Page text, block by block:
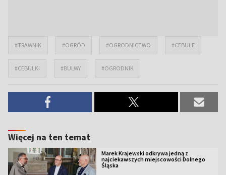
#TRAWNIK #OGRÓD #OGRODNICTWO #CEBULE
#CEBULKI #BULWY #OGRODNIK
Więcej na ten temat
Marek Krajewski odkrywa jedną z
najciekawszych miejscowości Dolnego
Śląska